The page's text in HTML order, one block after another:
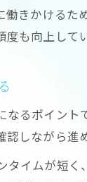
LED脱毛と
脱毛効果
LED脱毛で
脱毛のデメ
LED脱毛の
きかける
も向上して
るポイン
しながら進
イムが短